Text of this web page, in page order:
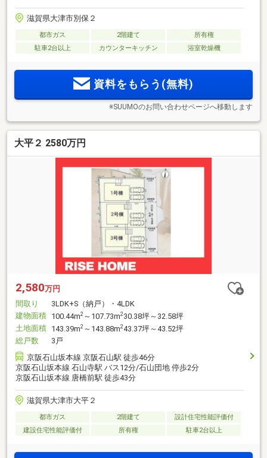
滋賀県大津市別保２
都市ガス 2階建て
所有権
駐車2台以上
カウンターキッチン 浴室乾燥機
資料をもらう(無料)
※SUUMOのお問い合わせページへ移動します
大平２ 2580万円
2,580万円
間取り
3LDK+S（納戸）・4LDK
建物面積 100.44m2 ～107.73m230.38坪～32.58坪
土地面積 143.39m2 ～143.88m243.37坪～43.52坪
総戸数
3戸
京阪石山坂本線 京阪石山駅 徒歩46分
京阪石山坂本線 石山寺駅 バス12分/石山団地 停歩2分
京阪石山坂本線 唐橋前駅 徒歩43分
滋賀県大津市大平２
都市ガス 2階建て
設計住宅性能評価付
建設住宅性能評価付
所有権 駐車2台以上